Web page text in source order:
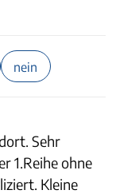
nein
Sehr
1.Reihe ohne
Kleine